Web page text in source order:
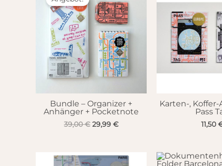
Bundle – Organizer +
Anhänger + Pocketnote
39,00€ Ursprünglicher
29,99 €Aktueller
Karten-,
Pass
11,50